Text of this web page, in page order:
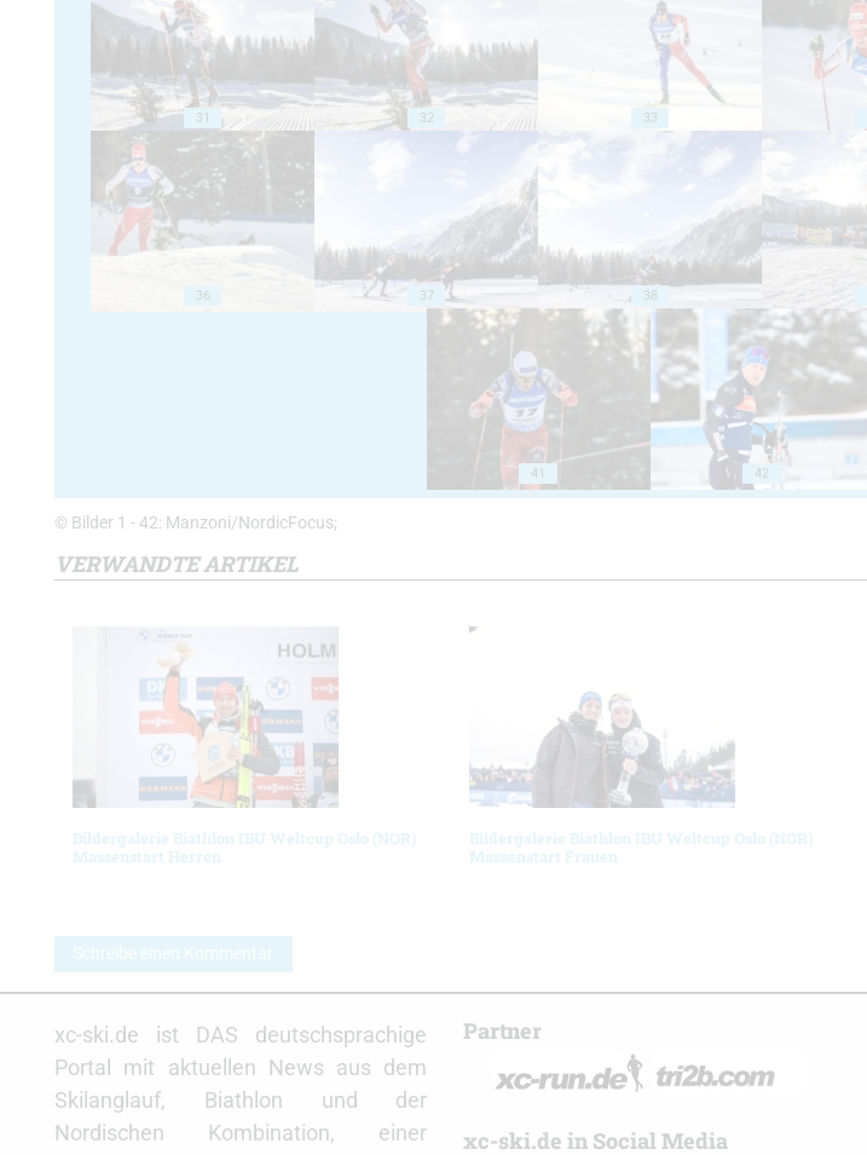
31 32 33
36 37 38
41 42
© Bilder 1 - 42: Manzoni/NordicFocus;
VERWANDTE ARTIKEL
Bildergalerie Biathlon IBU Weltcup Oslo (NOR)
Massenstart Herren
Bildergalerie Biathlon IBU Weltcup Oslo (NOR)
Massenstart Frauen
Schreibe einen Kommentar
xc-ski.de ist DAS deutschsprachige
Portal mit aktuellen News aus dem
Skilanglauf, Biathlon und der
Nordischen Kombination, einer
Partner
xc-ski.de in Social Media